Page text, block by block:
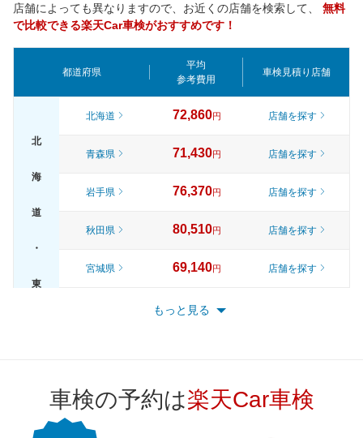
店舗によっても異なりますので、お近くの店舗を検索して、 無料
で比較できる楽天Car車検がおすすめです！
都道府県
平均
参考費用
車検見積り店舗
北
海
道
・
東
北海道 72,860円 店舗を探す
青森県 71,430円 店舗を探す
岩手県 76,370円 店舗を探す
秋田県 80,510円 店舗を探す
宮城県 69,140円 店舗を探す
74,730 円
神奈川県
もっと見る
車検の予約は楽天Car車検